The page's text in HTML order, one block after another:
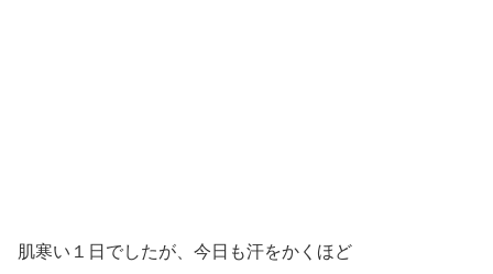
肌寒い１日でしたが、今日も汗をかくほど